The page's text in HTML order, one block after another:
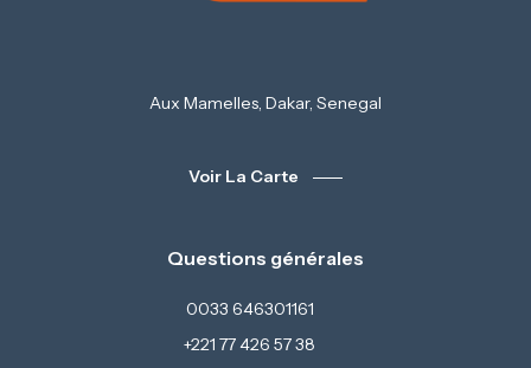
Aux Mamelles, Dakar, Senegal
Voir La Carte
Questions générales
0033 646301161
+221 77 426 57 38